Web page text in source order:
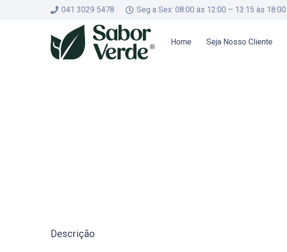
041 3029 5478 Seg a Sex: 08:00 às 12:00 – 13:15 às 18:00
Home Seja Nosso Cliente
Descrição